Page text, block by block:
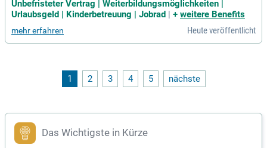
trahlenschutzingenieur (m/w/d); Vertreten des*der Strahlens
hutz- und Überwachungsaufgaben
Unbefristeter Vertrag | Weiterbildungsmöglichkeiten |
Urlaubsgeld | Kinderbetreuung | Jobrad
+ weitere Benefits
mehr erfahren Heute veröffentlicht
1 2 3 4 5 nächste
Das Wichtigste in Kürze